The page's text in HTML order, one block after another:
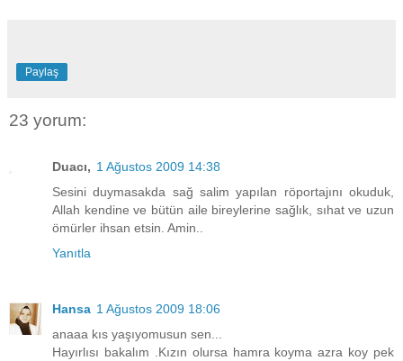
Paylaş
23 yorum:
Duacı, 1 Ağustos 2009 14:38
Sesini duymasakda sağ salim yapılan röportajını okuduk,
Allah kendine ve bütün aile bireylerine sağlık, sıhat ve uzun
ömürler ihsan etsin. Amin..
Yanıtla
Hansa 1 Ağustos 2009 18:06
anaaa kıs yaşıyomusun sen...
Hayırlısı bakalım .Kızın olursa hamra koyma azra koy pek